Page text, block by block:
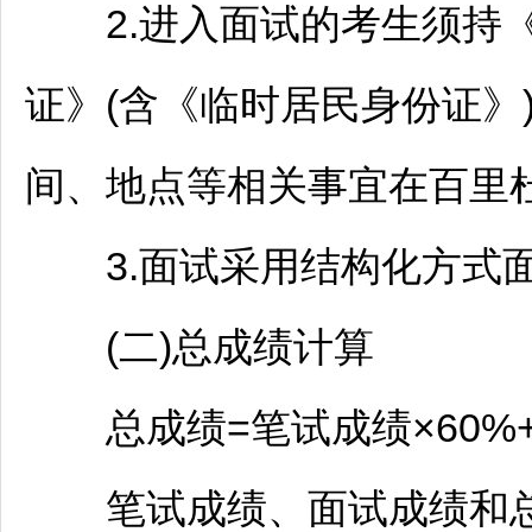
2.进入面试的考生须持《
证》(含《临时居民身份证
间、地点等相关事宜在百里
3.面试采用结构化方式
(二)总成绩计算
总成绩=笔试成绩
笔试成绩、面试成绩和总